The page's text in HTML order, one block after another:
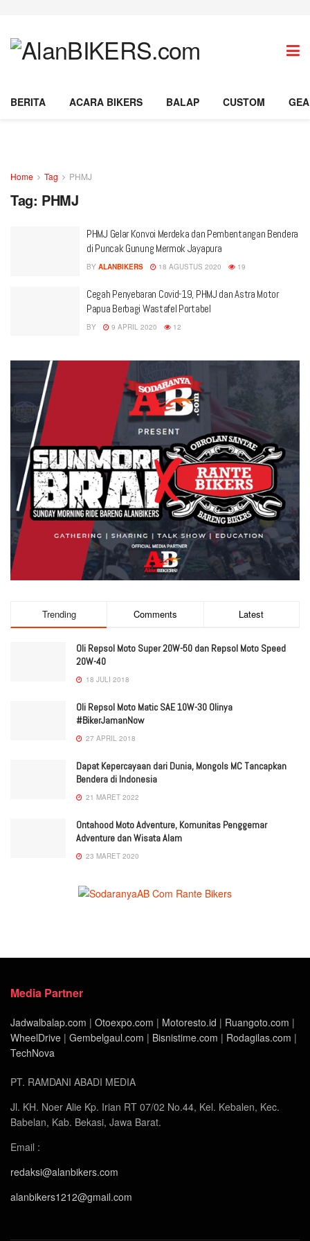
BERITA ACARA BIKERS BALAP CUSTOM
Home Tag PHMJ
Tag: PHMJ
PHMJ Gelar Konvoi Merdeka dan Pembentangan Bendera
di Puncak Gunung Mermok Jayapura
BY ALANBIKERS 18 AGUSTUS 2020 19
Cegah Penyebaran Covid-19, PHMJ dan Astra Motor
Papua Berbagi Wastafel Portabel
BY 9 APRIL 2020 12
Trending Comments Latest
Oli Repsol Moto Super 20W-50 dan Repsol Moto Speed
20W-40
18 JULI 2018
Oli Repsol Moto Matic SAE 10W-30 Olinya
#BikerJamanNow
27 APRIL 2018
Dapat Kepercayaan dari Dunia, Mongols MC Tancapkan
Bendera di Indonesia
21 MARET 2022
Ontahood Moto Adventure, Komunitas Penggemar
Adventure dan Wisata Alam
23 MARET 2020
Media Partner
Jadwalbalap.com | Otoexpo.com | Motoresto.id | Ruangoto.com |
WheelDrive | Gembelgaul.com | Bisnistime.com | Rodagilas.com |
TechNova
PT. RAMDANI ABADI MEDIA
Jl. KH. Noer Alie Kp. Irian RT 07/02 No.44, Kel. Kebalen, Kec.
Babelan, Kab. Bekasi, Jawa Barat.
Email :
redaksi@alanbikers.com
alanbikers1212@gmail.com